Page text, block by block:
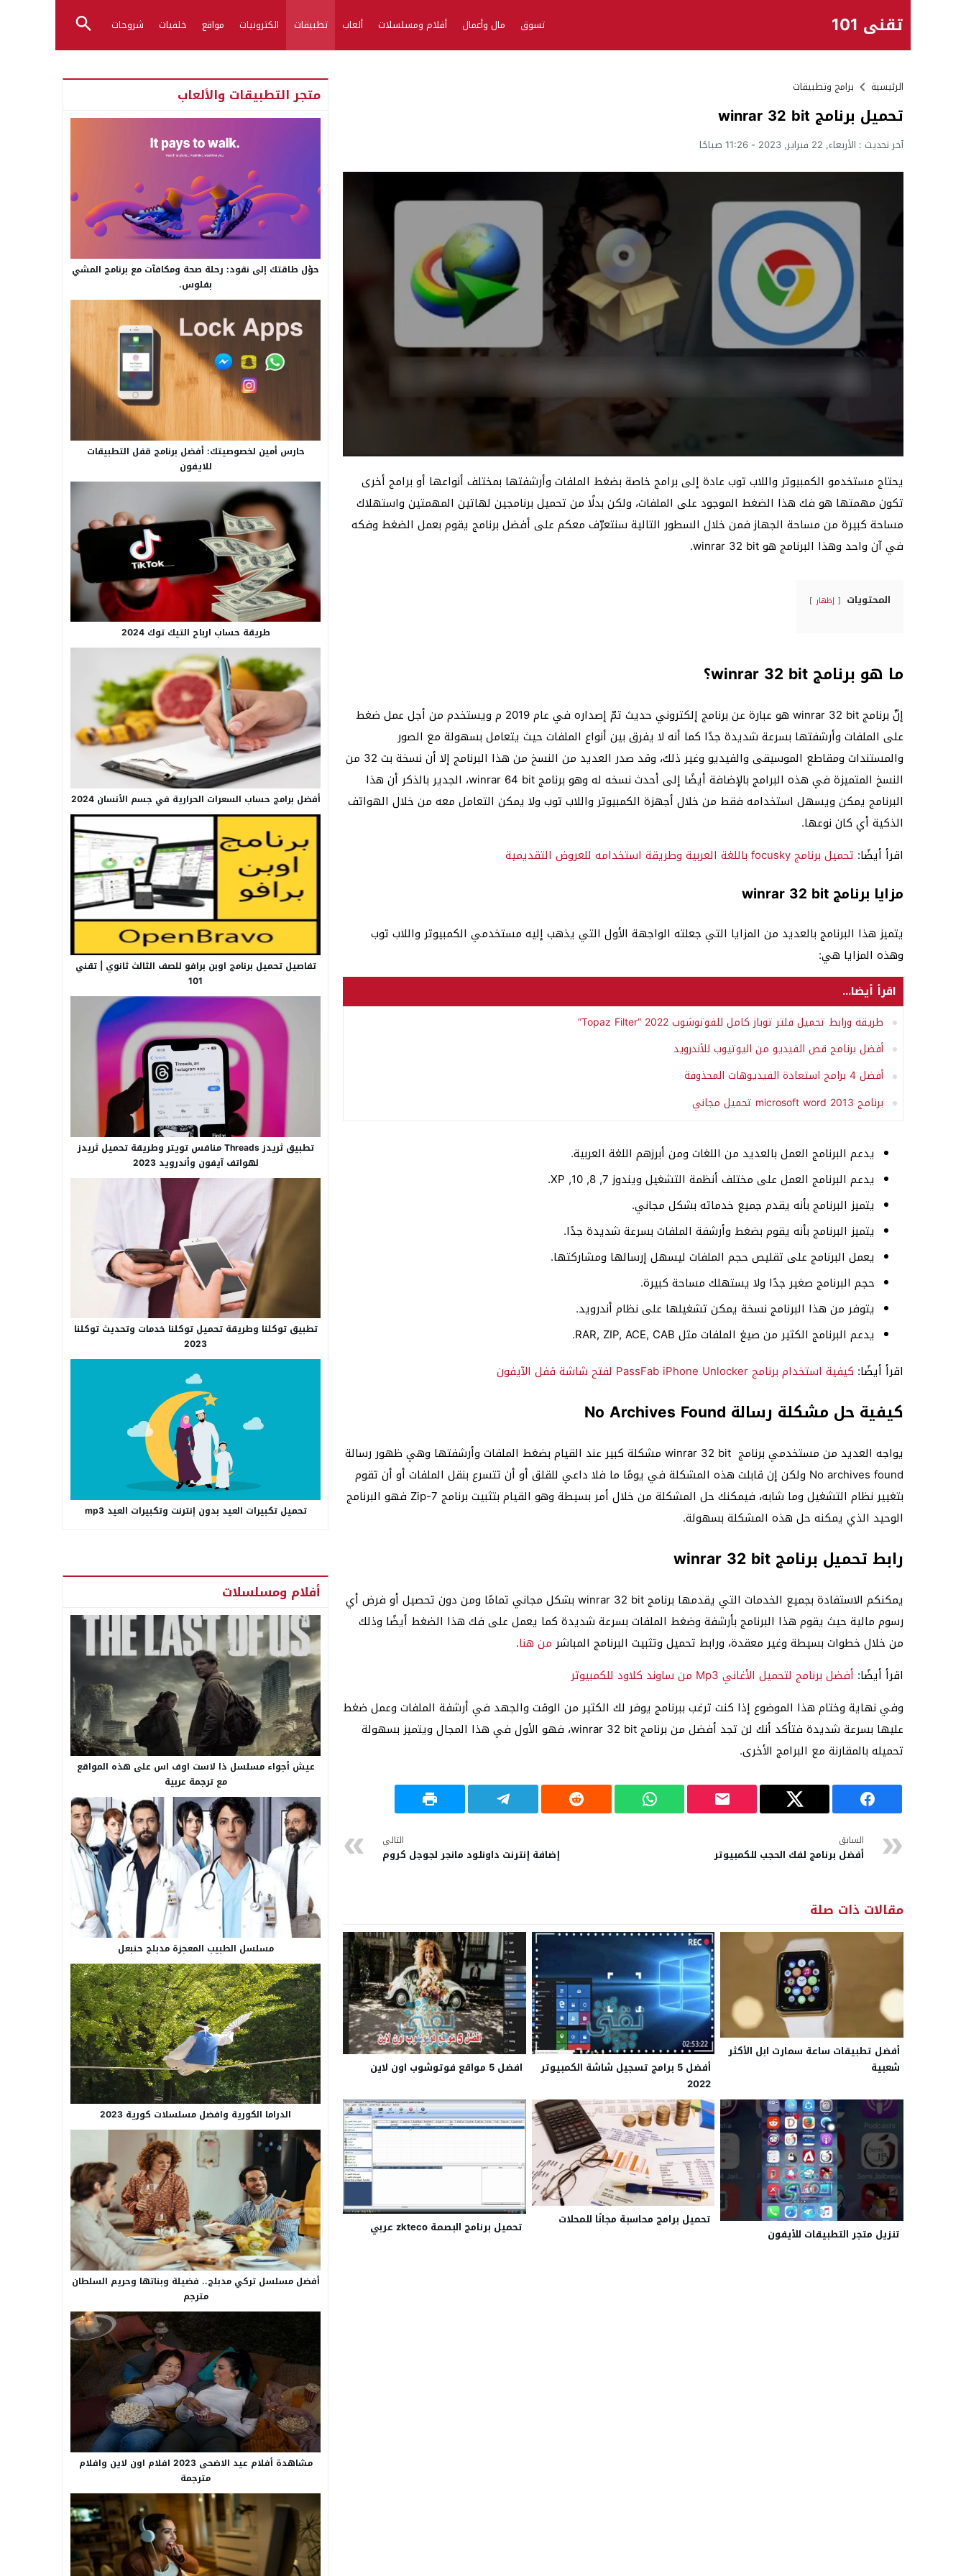
تقني 101 تسوق مال وأعمال أفلام ومسلسلات ألعاب تطبيقات الكترونيات مواقع خلفيات شروحات
الرئيسية برامج وتطبيقات
تحميل برنامج winrar 32 bit
آخر تحديث : الأربعاء, 22 فبراير, 2023 - 11:26 صباحًا
يحتاج مستخدمو الكمبيوتر واللاب توب عادة إلى برامج خاصة بضغط الملفات وأرشفتها بمختلف أنواعها أو برامج أخرى
تكون مهمتها هو فك هذا الضغط الموجود على الملفات، ولكن بدلًا من تحميل برنامجين لهاتين المهمتين واستهلاك
مساحة كبيرة من مساحة الجهاز فمن خلال السطور التالية سنتعرّف معكم على أفضل برنامج يقوم بعمل الضغط وفكه
في آن واحد وهذا البرنامج هو winrar 32 bit.
المحتويات إظهار
ما هو برنامج winrar 32 bit؟
إنّ برنامج winrar 32 bit هو عبارة عن برنامج إلكتروني حديث تمّ إصداره في عام 2019 م ويستخدم من أجل عمل ضغط
على الملفات وأرشفتها بسرعة شديدة جدًا كما أنه لا يفرق بين أنواع الملفات حيث يتعامل بسهولة مع الصور
والمستندات ومقاطع الموسيقى والفيديو وغير ذلك، وقد صدر العديد من النسخ من هذا البرنامج إلا أن نسخة بت 32 من
النسخ المتميزة في هذه البرامج بالإضافة أيضًا إلى أحدث نسخه له وهو برنامج winrar 64 bit، الجدير بالذكر أن هذا
البرنامج يمكن ويسهل استخدامه فقط من خلال أجهزة الكمبيوتر واللاب توب ولا يمكن التعامل معه من خلال الهواتف
الذكية أي كان نوعها.
اقرأ أيضًا: تحميل برنامج focusky باللغة العربية وطريقة استخدامه للعروض التقديمية
مزايا برنامج winrar 32 bit
يتميز هذا البرنامج بالعديد من المزايا التي جعلته الواجهة الأول التي يذهب إليه مستخدمي الكمبيوتر واللاب توب
وهذه المزايا هي:
اقرأ أيضا...
طريقة ورابط تحميل فلتر توباز كامل للفوتوشوب 2022 “Topaz Filter”
أفضل برنامج قص الفيديو من اليوتيوب للأندرويد
أفضل 4 برامج استعادة الفيديوهات المحذوفة
برنامج microsoft word 2013 تحميل مجاني
يدعم البرنامج العمل بالعديد من اللغات ومن أبرزهم اللغة العربية.
يدعم البرنامج العمل على مختلف أنظمة التشغيل ويندوز 7, 8, 10, XP.
يتميز البرنامج بأنه يقدم جميع خدماته بشكل مجاني.
يتميز البرنامج بأنه يقوم بضغط وأرشفة الملفات بسرعة شديدة جدًا.
يعمل البرنامج على تقليص حجم الملفات ليسهل إرسالها ومشاركتها.
حجم البرنامج صغير جدًا ولا يستهلك مساحة كبيرة.
يتوفر من هذا البرنامج نسخة يمكن تشغيلها على نظام أندرويد.
يدعم البرنامج الكثير من صيغ الملفات مثل RAR, ZIP, ACE, CAB.
اقرأ أيضًا: كيفية استخدام برنامج PassFab iPhone Unlocker لفتح شاشة قفل الآيفون
كيفية حل مشكلة رسالة No Archives Found
يواجه العديد من مستخدمي برنامج
winrar 32 bit مشكلة كبير عند القيام بضغط الملفات وأرشفتها وهي ظهور رسالة
No archives found ولكن إن قابلت هذه المشكلة في يومًا ما فلا داعي للقلق أو أن تتسرع بنقل الملفات أو أن تقوم
بتغيير نظام التشغيل وما شابه، فيمكنك حل المشكلة من خلال أمر بسيطة وهو القيام بتثبيت برنامج Zip-7 فهو البرنامج
الوحيد الذي يمكنه حل هذه المشكلة بسهولة.
رابط تحميل برنامج winrar 32 bit
يمكنكم الاستفادة بجميع الخدمات التي يقدمها
برنامج winrar 32 bit بشكل مجاني تمامًا ومن دون تحصيل أو فرض أي
رسوم مالية حيث يقوم هذا البرنامج بأرشفة وضغط الملفات بسرعة شديدة كما يعمل على فك هذا الضغط أيضًا وذلك
من خلال خطوات بسيطة وغير معقدة، ورابط تحميل وتثبيت البرنامج المباشر من هنا.
اقرأ أيضًا: أفضل برنامج لتحميل الأغاني Mp3 من ساوند كلاود للكمبيوتر
وفي نهاية وختام هذا الموضوع إذا كنت ترغب ببرنامج يوفر لك الكثير من الوقت والجهد في أرشفة الملفات وعمل ضغط
عليها بسرعة شديدة فتأكد أنك لن تجد أفضل من برنامج winrar 32 bit، فهو الأول في هذا المجال ويتميز بسهولة
تحميله بالمقارنة مع البرامج الأخرى.
السابق
أفضل برنامج لفك الحجب للكمبيوتر
التالي
إضافة إنترنت داونلود مانجر لجوجل كروم
مقالات ذات صلة
أفضل تطبيقات ساعة سمارت ابل الأكثر
شعبية
أفضل 5 برامج تسجيل شاشة الكمبيوتر
2022
افضل 5 مواقع فوتوشوب اون لاين
تنزيل متجر التطبيقات للأيفون
تحميل برامج محاسبة مجانًا للمحلات تحميل برنامج البصمة zkteco عربي
متجر التطبيقات والألعاب
حوّل طاقتك إلى نقود: رحلة صحة ومكافآت مع برنامج المشي
بفلوس.
حارس أمين لخصوصيتك: أفضل برنامج قفل التطبيقات
للايفون
طريقة حساب ارباح التيك توك 2024
أفضل برامج حساب السعرات الحرارية في جسم الأنسان 2024
تفاصيل تحميل برنامج اوبن برافو للصف الثالث ثانوي | تقني
101
تطبيق ثريدز Threads منافس تويتر وطريقة تحميل ثريدز
لهواتف آيفون وأندرويد 2023
تطبيق توكلنا وطريقة تحميل توكلنا خدمات وتحديث توكلنا
2023
تحميل تكبيرات العيد بدون إنترنت وتكبيرات العيد mp3
أفلام ومسلسلات
عيش أجواء مسلسل ذا لاست اوف اس على هذه المواقع
مع ترجمة عربية
مسلسل الطبيب المعجزة مدبلج حنبعل
الدراما الكورية وافضل مسلسلات كورية 2023
أفضل مسلسل تركي مدبلج.. فضيلة وبناتها وحريم السلطان
مترجم
مشاهدة أفلام عيد الاضحى 2023 افلام اون لاين وافلام
مترجمة